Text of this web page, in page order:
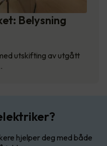
Belysning
utskifting av utgått
hjelper deg med både